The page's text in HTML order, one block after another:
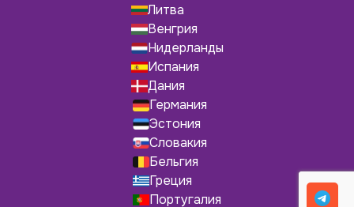
Литва
Венгрия
Нидерланды
Испания
Дания
Германия
Эстония
Словакия
Бельгия
Греция
Португалия